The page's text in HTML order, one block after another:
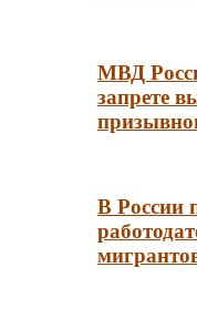
МВД
запрете
В России